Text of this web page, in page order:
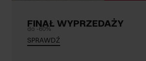
FINAŁ WYPRZEDAŻY
do -60%
SPRAWDŹ